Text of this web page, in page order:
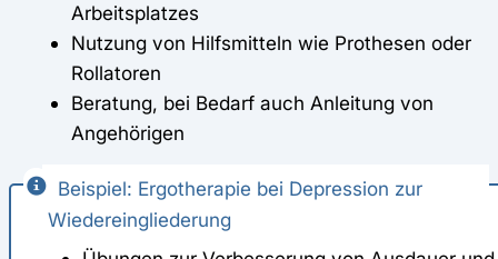
Arbeitsplatzes
Nutzung von Hilfsmitteln wie Prothesen oder
Rollatoren
Beratung, bei Bedarf auch Anleitung von
Angehörigen
Beispiel: Ergotherapie bei Depression zur
Wiedereingliederung